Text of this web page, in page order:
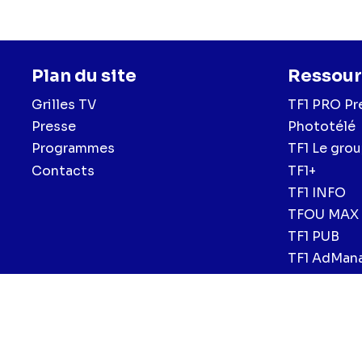
Plan du site
Grilles TV
Presse
Programmes
Contacts
TF1 PRO
Phototélé
TF1 Le
TF1+
TF1 INFO
TFOU MAX
TF1 PUB
TF1